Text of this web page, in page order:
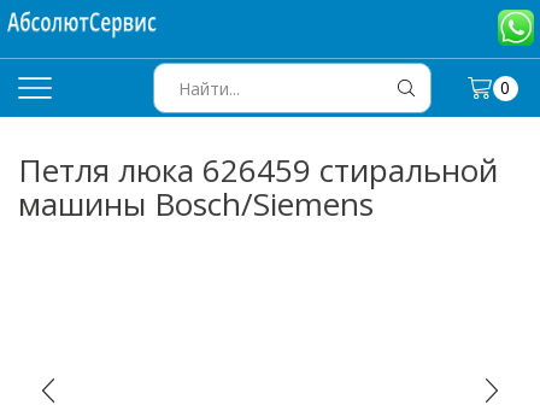
INPUT
0
Петля люка 626459 стиральной
машины Bosch/Siemens